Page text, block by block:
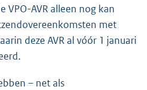
VPO-AVR alleen nog kan
met
deze AVR al vóór 1 januari
– net als